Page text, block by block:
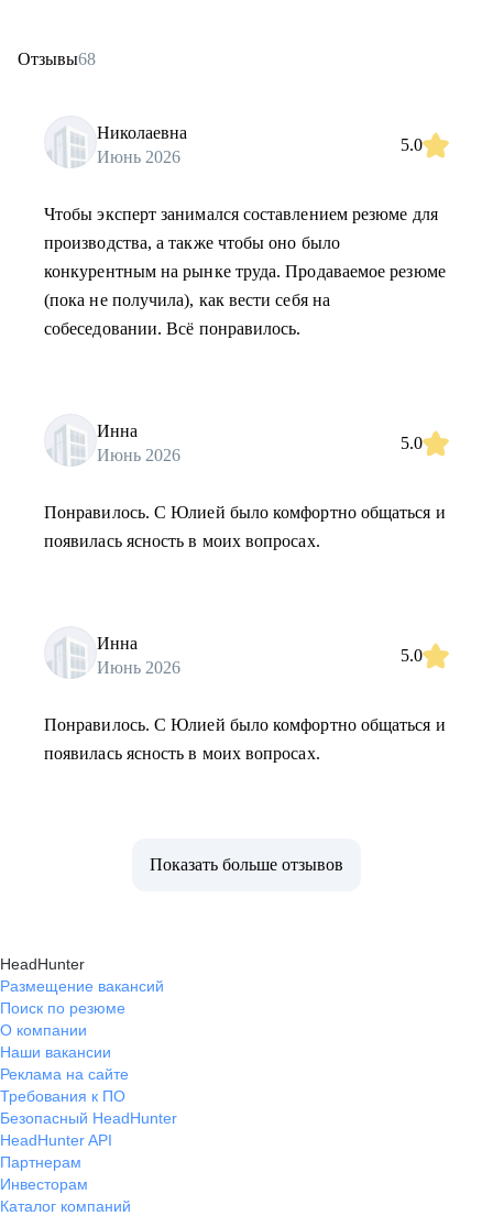
Отзывы68
Николаевна
Июнь 2026
5.0
Чтобы эксперт занимался составлением резюме для
производства, а также чтобы оно было
конкурентным на рынке труда. Продаваемое резюме
(пока не получила), как вести себя на
собеседовании. Всё понравилось.
Инна
Июнь 2026
5.0
Понравилось. С Юлией было комфортно общаться и
появилась ясность в моих вопросах.
Инна
Июнь 2026
5.0
Понравилось. С Юлией было комфортно общаться и
появилась ясность в моих вопросах.
Показать больше отзывов
HeadHunter
Размещение вакансий
Поиск по резюме
О компании
Наши вакансии
Реклама на сайте
Требования к ПО
Безопасный HeadHunter
HeadHunter API
Партнерам
Инвесторам
Каталог компаний